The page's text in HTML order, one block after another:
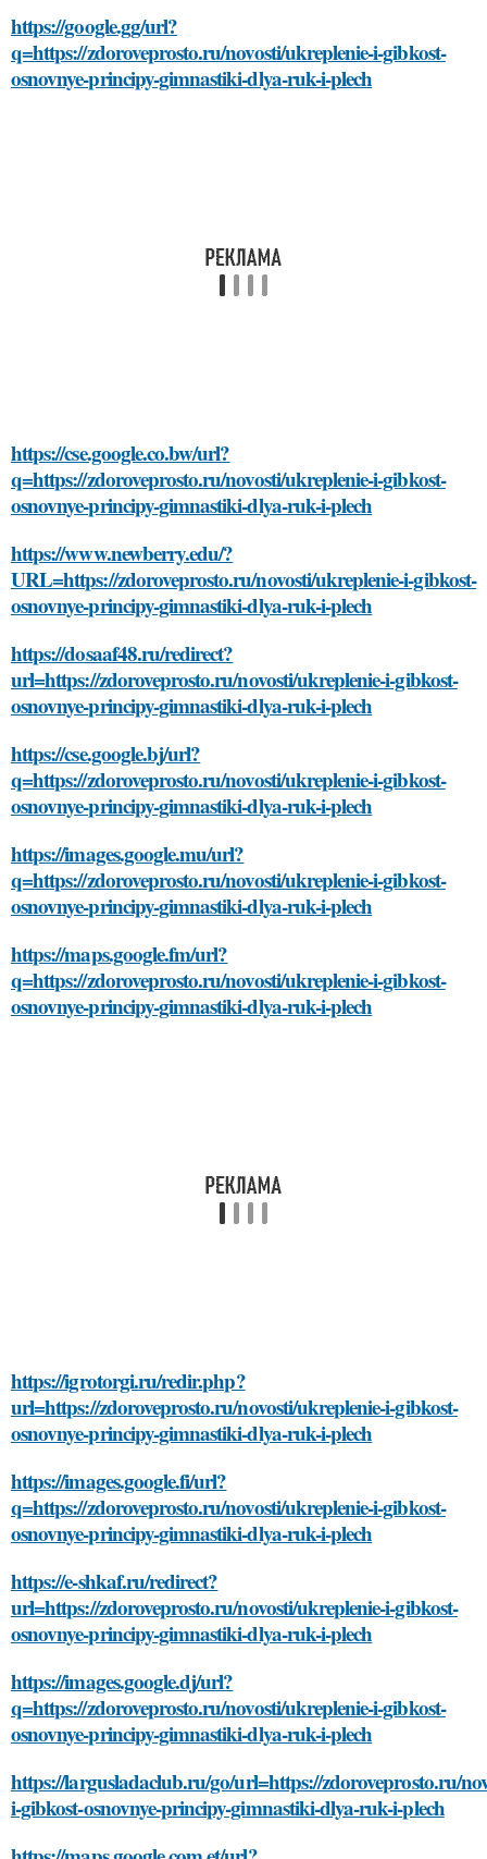
https://google.gg/url?
q=https://zdoroveprosto.ru/novosti/ukreplenie-i-gibkost-
osnovnye-principy-gimnastiki-dlya-ruk-i-plech
https://cse.google.co.bw/url?
q=https://zdoroveprosto.ru/novosti/ukreplenie-i-gibkost-
osnovnye-principy-gimnastiki-dlya-ruk-i-plech
https://www.newberry.edu/?
URL=https://zdoroveprosto.ru/novosti/ukreplenie-i-gibkost-
osnovnye-principy-gimnastiki-dlya-ruk-i-plech
https://dosaaf48.ru/redirect?
url=https://zdoroveprosto.ru/novosti/ukreplenie-i-gibkost-
osnovnye-principy-gimnastiki-dlya-ruk-i-plech
https://cse.google.bj/url?
q=https://zdoroveprosto.ru/novosti/ukreplenie-i-gibkost-
osnovnye-principy-gimnastiki-dlya-ruk-i-plech
https://images.google.mu/url?
q=https://zdoroveprosto.ru/novosti/ukreplenie-i-gibkost-
osnovnye-principy-gimnastiki-dlya-ruk-i-plech
https://maps.google.fm/url?
q=https://zdoroveprosto.ru/novosti/ukreplenie-i-gibkost-
osnovnye-principy-gimnastiki-dlya-ruk-i-plech
https://igrotorgi.ru/redir.php?
url=https://zdoroveprosto.ru/novosti/ukreplenie-i-gibkost-
osnovnye-principy-gimnastiki-dlya-ruk-i-plech
https://images.google.fi/url?
q=https://zdoroveprosto.ru/novosti/ukreplenie-i-gibkost-
osnovnye-principy-gimnastiki-dlya-ruk-i-plech
https://e-shkaf.ru/redirect?
url=https://zdoroveprosto.ru/novosti/ukreplenie-i-gibkost-
osnovnye-principy-gimnastiki-dlya-ruk-i-plech
https://images.google.dj/url?
q=https://zdoroveprosto.ru/novosti/ukreplenie-i-gibkost-
osnovnye-principy-gimnastiki-dlya-ruk-i-plech
https://largusladaclub.ru/go/url=https://zdoroveprosto.ru/
i-gibkost-osnovnye-principy-gimnastiki-dlya-ruk-i-plech